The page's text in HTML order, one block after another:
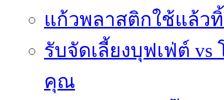
แก้วพลาสติกใช้แล้ว
รับจัดเลี้ยงบุฟเฟ่ต์
คุณ